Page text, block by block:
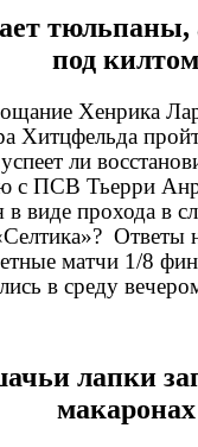
тюльпаны,
под килтом
Хенрика
Хитцфельда
ли
с ПСВ Тьерри
в виде прохода в
Ответы
матчи 1/8
в среду
лапки
макаронах